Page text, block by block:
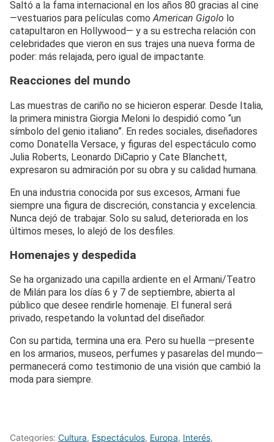
Saltó a la fama internacional en los años 80 gracias al cine
—vestuarios para películas comoAmerican Gigolo lo
catapultaron en Hollywood— y a su estrecha relación con
celebridades que vieron en sus trajes una nueva forma de
poder: más relajada, pero igual de impactante.
Reacciones del mundo
Las muestras de cariño no se hicieron esperar. Desde Italia,
la primera ministra Giorgia Meloni lo despidió como “un
símbolo del genio italiano”. En redes sociales, diseñadores
como Donatella Versace, y figuras del espectáculo como
Julia Roberts, Leonardo DiCaprio y Cate Blanchett,
expresaron su admiración por su obra y su calidad humana.
En una industria conocida por sus excesos, Armani fue
siempre una figura de discreción, constancia y excelencia.
Nunca dejó de trabajar. Solo su salud, deteriorada en los
últimos meses, lo alejó de los desfiles.
Homenajes y despedida
Se ha organizado una capilla ardiente en el Armani/Teatro
de Milán para los días 6 y 7 de septiembre, abierta al
público que desee rendirle homenaje. El funeral será
privado, respetando la voluntad del diseñador.
Con su partida, termina una era. Pero su huella —presente
en los armarios, museos, perfumes y pasarelas del mundo—
permanecerá como testimonio de una visión que cambió la
moda para siempre.
Categories: Cultura, Espectáculos, Europa, Interés,